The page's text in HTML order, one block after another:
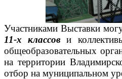
Участниками Выставки
11-х классов и
общеобразовательных
на территории
отбор на муниципальном